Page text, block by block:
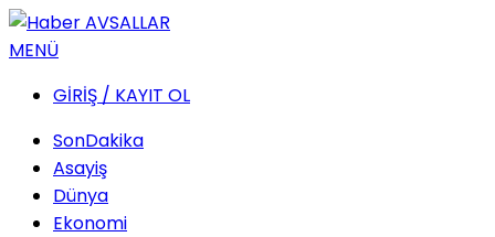
MENÜ
GİRİŞ / KAYIT OL
SonDakika
Asayiş
Dünya
Ekonomi